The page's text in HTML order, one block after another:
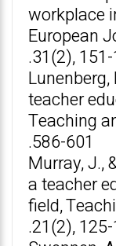
workplace
European
31(2), 151-
Lunenberg,
teacher
Teaching
586-601.
Murray, J.,
a teacher
field,
21(2), 125-